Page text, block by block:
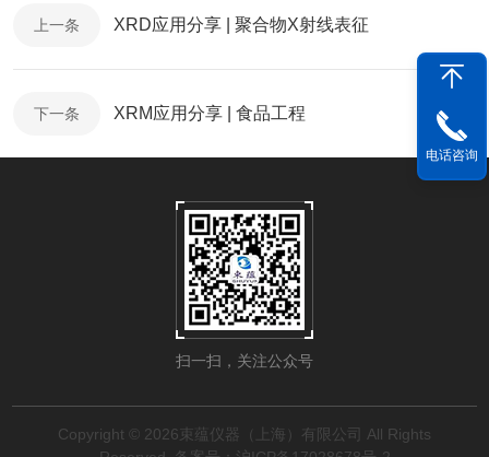
上一条 XRD应用分享 | 聚合物X射线表征
下一条 XRM应用分享 | 食品工程
扫一扫，关注公众号
Copyright © 2026束蕴仪器（上海）有限公司 All Rights
电话咨询